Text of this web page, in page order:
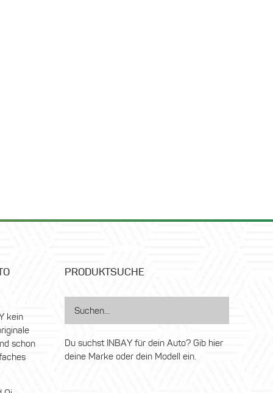
kein
schon
PRODUKTSUCHE
Du suchst INBAY für dein Auto? Gib hier
deine Marke oder dein Modell ein.